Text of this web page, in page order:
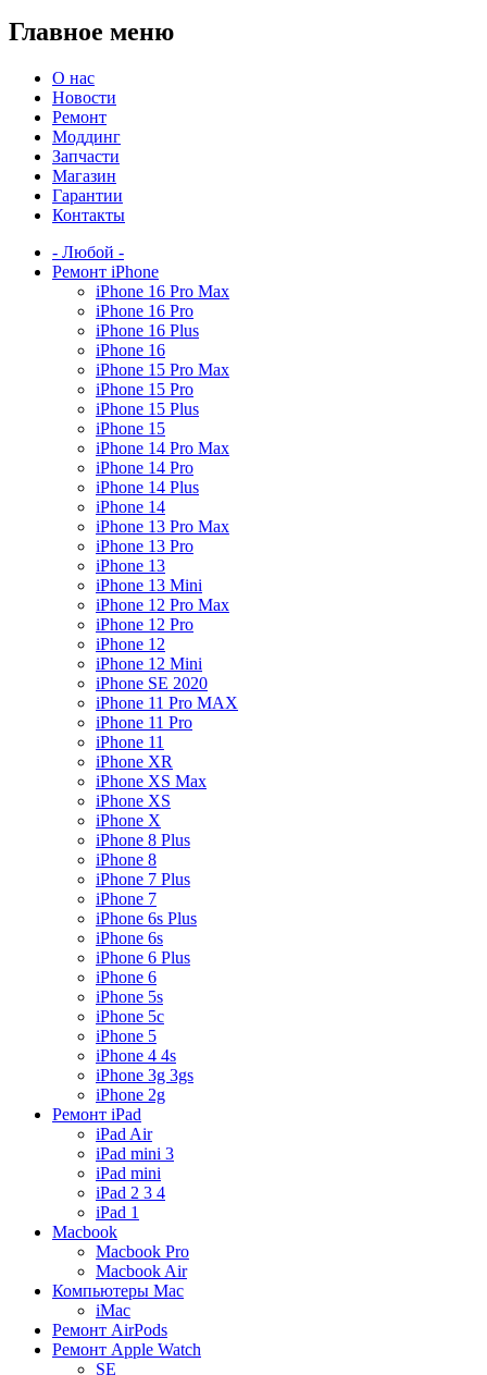
Главное меню
О нас
Новости
Ремонт
Моддинг
Запчасти
Магазин
Гарантии
Контакты
- Любой -
Ремонт iPhone
iPhone 16 Pro Max
iPhone 16 Pro
iPhone 16 Plus
iPhone 16
iPhone 15 Pro Max
iPhone 15 Pro
iPhone 15 Plus
iPhone 15
iPhone 14 Pro Max
iPhone 14 Pro
iPhone 14 Plus
iPhone 14
iPhone 13 Pro Max
iPhone 13 Pro
iPhone 13
iPhone 13 Mini
iPhone 12 Pro Max
iPhone 12 Pro
iPhone 12
iPhone 12 Mini
iPhone SE 2020
iPhone 11 Pro MAX
iPhone 11 Pro
iPhone 11
iPhone XR
iPhone XS Max
iPhone XS
iPhone X
iPhone 8 Plus
iPhone 8
iPhone 7 Plus
iPhone 7
iPhone 6s Plus
iPhone 6s
iPhone 6 Plus
iPhone 6
iPhone 5s
iPhone 5c
iPhone 5
iPhone 4 4s
iPhone 3g 3gs
iPhone 2g
Ремонт iPad
iPad Air
iPad mini 3
iPad mini
iPad 2 3 4
iPad 1
Macbook
Macbook Pro
Macbook Air
Компьютеры Mac
iMac
Ремонт AirPods
Ремонт Apple Watch
SE